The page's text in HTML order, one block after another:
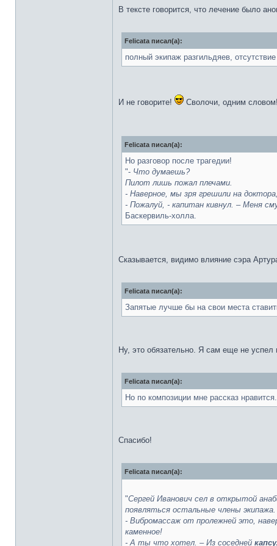
В тексте говорится, что лечение было
Felicata писал(а):
полный экипаж разгильдяев,
И не говорите! Сволочи, одним словом!
Felicata писал(а):
Но разговор после трагедии!
"- Что думаешь?
Пилот лишь пожал плечами.
- Наверное, мы зря грешили на
- Пожалуй, - капитан кивнул. – Меня
Баскервиль-холла.
Сказывается, видимо влияние сэра
Felicata писал(а):
Запятые лучше бы на свои места
Ну, это обязательно. Я сам еще не успел
Felicata писал(а):
Но по композиции мне рассказ
Спасибо!
Felicata писал(а):
"Сергей Иванович сел в открытой
появляться остальные члены экипажа.
- Вибромассаж от пролежней это,
каменное!
- А ты что хотел. – Из соседней